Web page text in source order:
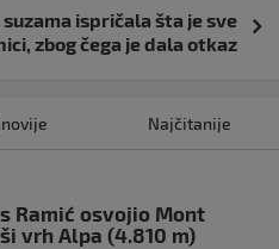
ispričala šta je sve
zbog čega je dala otkaz
Najčitanije
Ramić osvojio Mont
vrh Alpa (4.810 m)